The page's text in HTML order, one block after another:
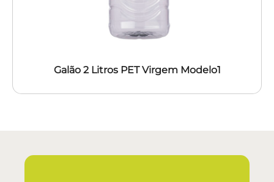
Galão 2 Litros PET Virgem Modelo1